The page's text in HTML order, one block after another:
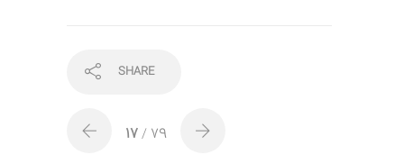
SHARE
17/ 79